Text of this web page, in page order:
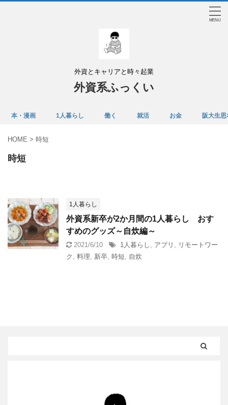
外資とキャリアと時々起業
外資系ふっくい
本・漫画 1人暮らし 働く 就活 お金 阪大生思
HOME > 時短
時短
1人暮らし
外資系新卒が2か月間の1人暮らし おす
すめのグッズ～自炊編～
2021/6/10 1人暮らし , アプリ , リモートワー
ク , 料理, 新卒, 時短, 自炊